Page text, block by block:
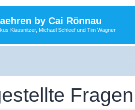
by Cai Rönnau
Klausnitzer, Michael Schleef und Tim Wagner
Fragen